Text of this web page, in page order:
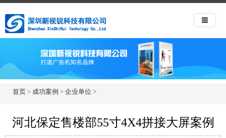
首页 > 成功案例 > 企业单位 >
河北保定售楼部55寸4X4拼接大屏案例